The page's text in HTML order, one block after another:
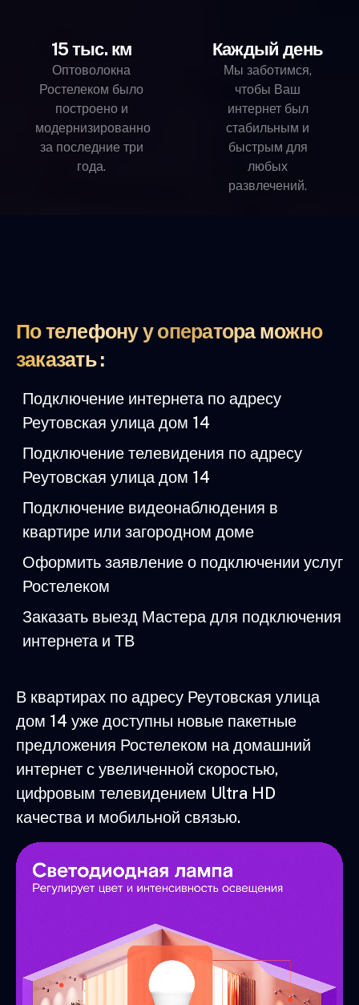
15 тыс. км
Оптоволокна
Ростелеком было
построено и
модернизированно
за последние три
года.
Каждый день
Мы заботимся,
чтобы Ваш
интернет был
стабильным и
быстрым для
любых
развлечений.
По телефону у оператора можно
заказать :
Подключение интернета по адресу
Реутовская улица дом 14
Подключение телевидения по адресу
Реутовская улица дом 14
Подключение видеонаблюдения в
квартире или загородном доме
Оформить заявление о подключении услуг
Ростелеком
Заказать выезд Мастера для подключения
интернета и ТВ
В квартирах по адресу Реутовская улица
дом 14 уже доступны новые пакетные
предложения Ростелеком на домашний
интернет с увеличенной скоростью,
цифровым телевидением Ultra HD
качества и мобильной связью.